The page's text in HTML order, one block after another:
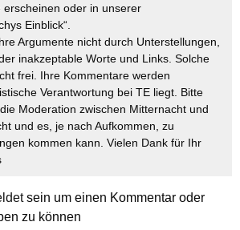
erscheinen oder in unserer
Einblick“.
Argumente nicht durch Unterstellungen,
inakzeptable Worte und Links. Solche
frei. Ihre Kommentare werden
Verantwortung bei TE liegt. Bitte
Moderation zwischen Mitternacht und
und es, je nach Aufkommen, zu
kommen kann. Vielen Dank für Ihr
sein um einen Kommentar oder
zu können